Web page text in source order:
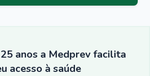
anos a Medprev facilita
acesso à saúde